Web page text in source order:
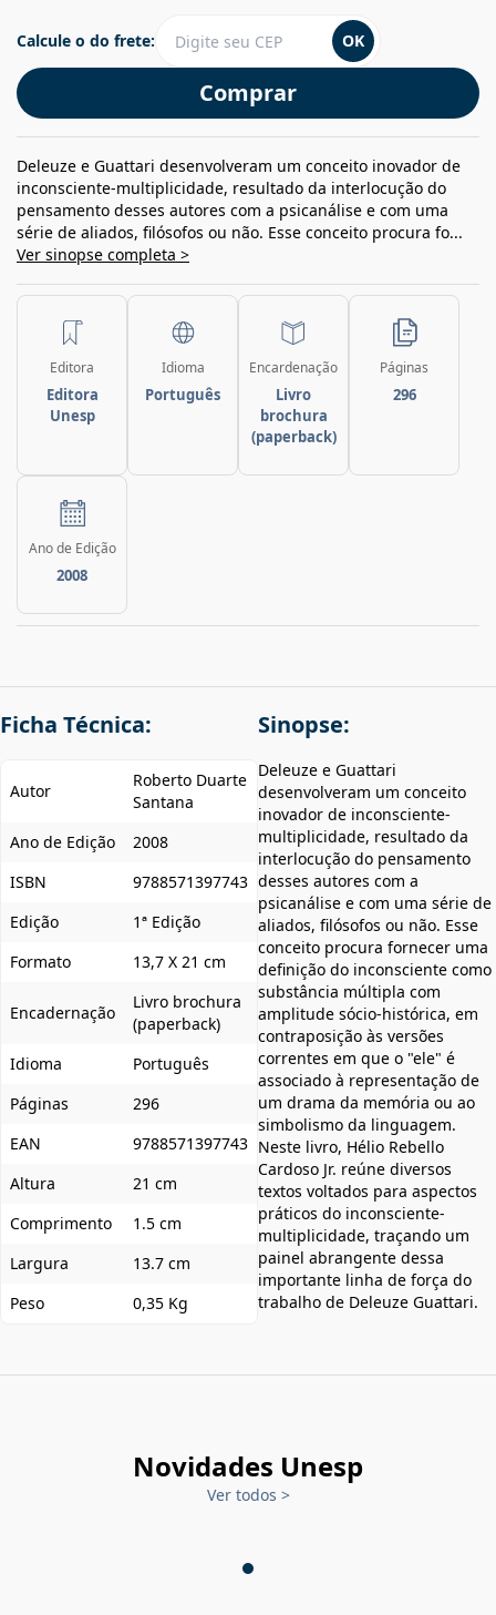
Comprar
Calcule o do frete: OK
Deleuze e Guattari desenvolveram um conceito inovador de
inconsciente-multiplicidade, resultado da interlocução do
pensamento desses autores com a psicanálise e com uma
série de aliados, filósofos ou não. Esse conceito procura fo...
Ver sinopse completa >
Editora
Editora
Unesp
Idioma
Português
Encardenação
Livro
brochura
(paperback)
Páginas
296
Ano de Edição
2008
Ficha Técnica:
Autor
Roberto Duarte
Santana
Ano de Edição
2008
ISBN
9788571397743
Edição
1ª Edição
Formato
13,7 X 21 cm
Encadernação
Livro brochura
(paperback)
Idioma
Português
Páginas
296
EAN
9788571397743
Altura
21 cm
Comprimento
1.5 cm
Largura
13.7 cm
Peso
0,35 Kg
Sinopse:
Deleuze e Guattari
desenvolveram um conceito
inovador de inconsciente-
multiplicidade, resultado da
interlocução do pensamento
desses autores com a
psicanálise e com uma série de
aliados, filósofos ou não. Esse
conceito procura fornecer uma
definição do inconsciente como
substância múltipla com
amplitude sócio-histórica, em
contraposição às versões
correntes em que o "ele" é
associado à representação de
um drama da memória ou ao
simbolismo da linguagem.
Neste livro, Hélio Rebello
Cardoso Jr. reúne diversos
textos voltados para aspectos
práticos do inconsciente-
multiplicidade, traçando um
painel abrangente dessa
importante linha de força do
trabalho de Deleuze Guattari.
Novidades Unesp
Ver todos >